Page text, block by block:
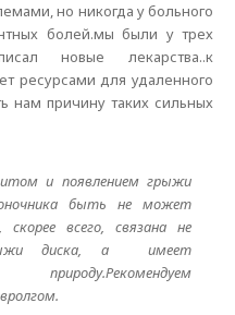
но никогда у больного
болей.мы были у трех
новые лекарства..к
ресурсами для удаленного
нам причину таких сильных
и появлением грыжи
быть не может
всего, связана не
диска, а имеет